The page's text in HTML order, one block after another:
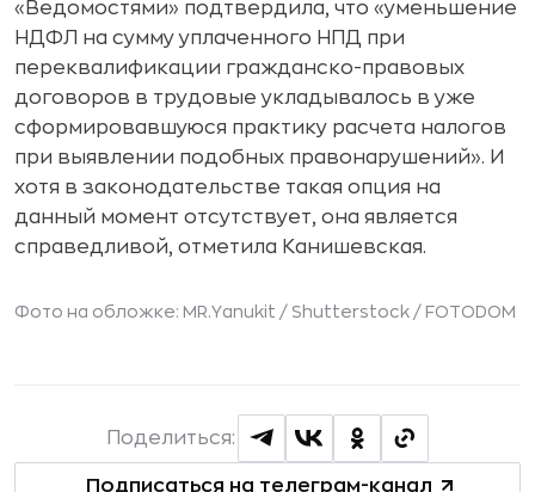
«Ведомостями» подтвердила, что «уменьшение
НДФЛ на сумму уплаченного НПД при
переквалификации гражданско-правовых
договоров в трудовые укладывалось в уже
сформировавшуюся практику расчета налогов
при выявлении подобных правонарушений». И
хотя в законодательстве такая опция на
данный момент отсутствует, она является
справедливой, отметила Канишевская.
Фото на обложке: MR.Yanukit / Shutterstock / FOTODOM
Подписаться на телеграм-канал
Поделиться: